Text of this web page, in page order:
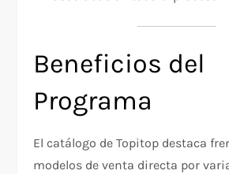
Beneficios del
Programa
El catálogo de Topitop destaca
modelos de venta directa por